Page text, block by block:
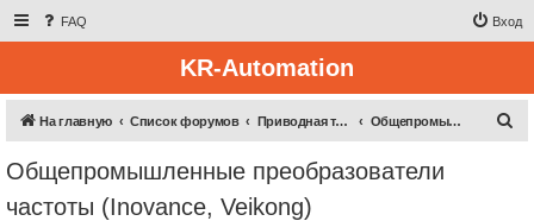
FAQ Вход
KR-Automation
На главную Список форумов Приводная техника Общепромышленные преобразователи частоты (Inovance, Veikong)
Общепромышленные преобразователи
частоты (Inovance, Veikong)